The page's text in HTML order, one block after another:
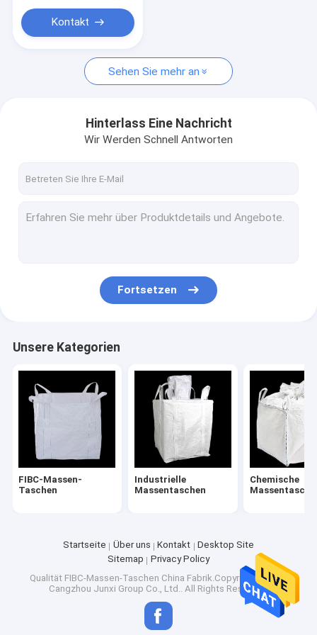
Kontakt
Sehen Sie mehr an
Hinterlass Eine Nachricht
Wir Werden Schnell Antworten
Fortsetzen
Unsere Kategorien
FIBC-Massen-
Taschen
Industrielle
Massentaschen
Chemische
Startseite Über uns Kontakt
Desktop Site
Sitemap
Privacy Policy
Qualität FIBC-Massen-Taschen China Fabrik.Copyright © 2025
Cangzhou Junxi Group Co., Ltd.. All Rights Reserved.